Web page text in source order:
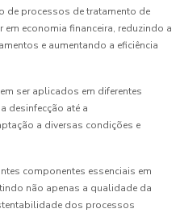
de processos de tratamento de
economia financeira, reduzindo a
e aumentando a eficiência
ser aplicados em diferentes
desinfecção até a
a diversas condições e
componentes essenciais em
não apenas a qualidade da
dos processos